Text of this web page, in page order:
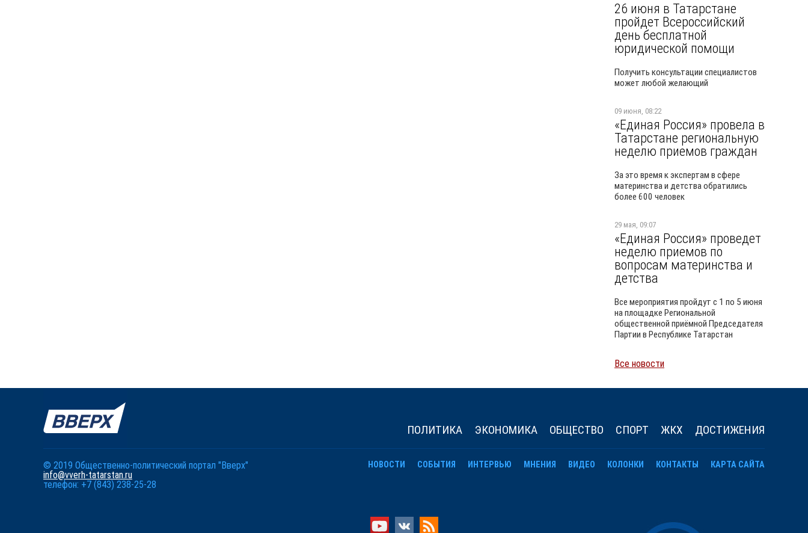
26 июня в Татарстане
пройдет Всероссийский
день бесплатной
юридической помощи
Получить консультации специалистов
может любой желающий
09 июня, 08:22
«Единая Россия» провела в
Татарстане региональную
неделю приемов граждан
За это время к экспертам в сфере
материнства и детства обратились
более 600 человек
29 мая, 09:07
«Единая Россия» проведет
неделю приемов по
вопросам материнства и
детства
Все мероприятия пройдут с 1 по 5 июня
на площадке Региональной
общественной приёмной Председателя
Партии в Республике Татарстан
Все новости
ДОСТИЖЕНИЯ
ЖКХ
СПОРТ
ОБЩЕСТВО
ЭКОНОМИКА
ПОЛИТИКА
© 2019 Общественно-политический портал "Вверх"
info@vverh-tatarstan.ru
телефон: +7 (843) 238-25-28
НОВОСТИ СОБЫТИЯ ИНТЕРВЬЮ МНЕНИЯ ВИДЕО КОЛОНКИ КОНТАКТЫ КАРТА САЙТА